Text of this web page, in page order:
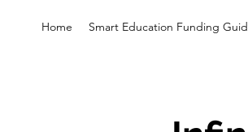
Home Smart Education Funding